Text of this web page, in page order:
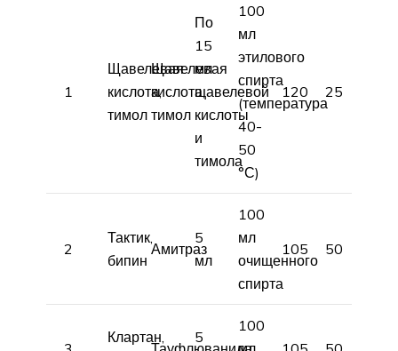
1
Щавелевая
кислота,
тимол
Щавелевая
кислота,
тимол
По
15
мл
щавелевой
кислоты
и
тимола
100
мл
этилового
спирта
(температура
40-
50
°С)
120 25
2
Тактик,
бипин
Амитраз
5
мл
100
мл
очищенного
спирта
105 50
Клартан,
5
100